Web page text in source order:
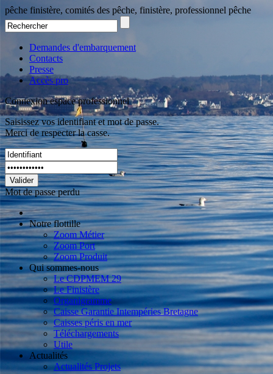
pêche finistère, comités des pêche, finistère, professionnel pêche
Demandes d'embarquement
Contacts
Presse
Accès pro
Connexion espace professionnel
Saisissez vos identifiant et mot de passe.
Merci de respecter la casse.
Valider
Mot de passe perdu
Notre flottille
Zoom Métier
Zoom Port
Zoom Produit
Qui sommes-nous
Le CDPMEM 29
Le Finistère
Organigramme
Caisse Garantie Intempéries Bretagne
Caisses péris en mer
Téléchargements
Utile
Actualités
Actualités Projets